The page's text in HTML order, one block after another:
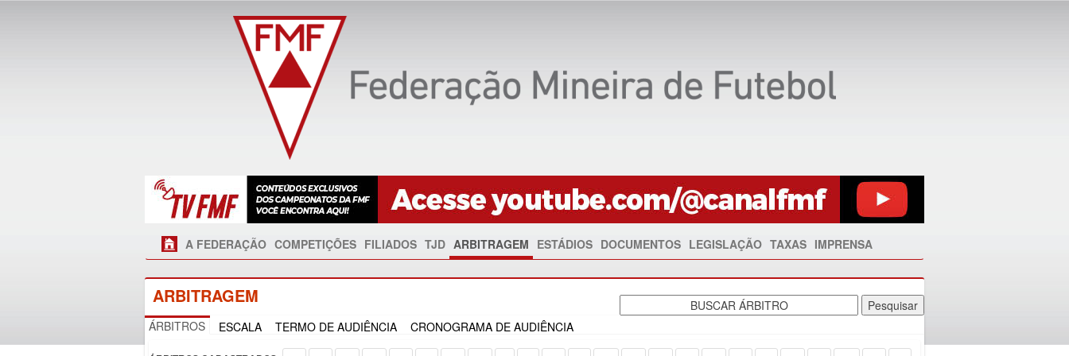
A FEDERAÇÃO COMPETIÇÕES FILIADOS TJD ARBITRAGEM ESTÁDIOS DOCUMENTOS LEGISLAÇÃO TAXAS IMPRENSA
ARBITRAGEM
ÁRBITROS ESCALA TERMO DE AUDIÊNCIA CRONOGRAMA DE AUDIÊNCIA